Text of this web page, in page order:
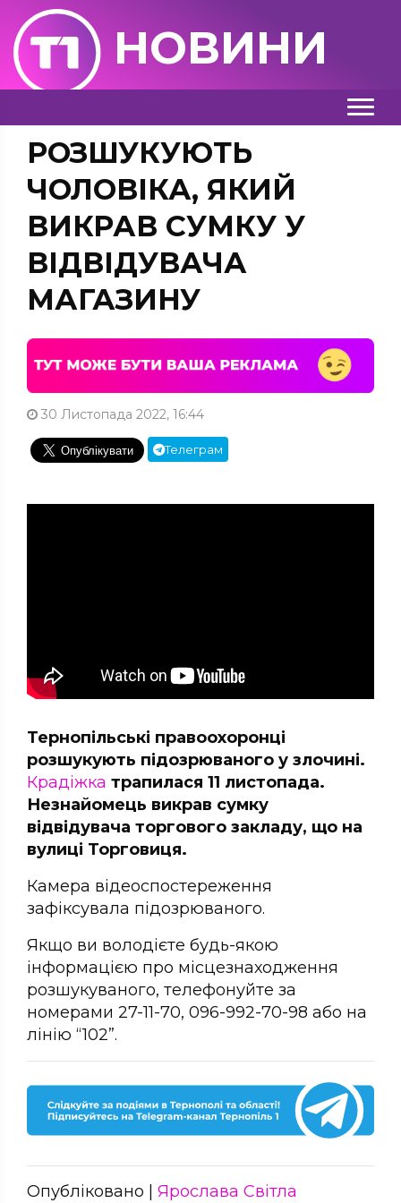
НОВИНИ
РОЗШУКУЮТЬ
ЧОЛОВІКА, ЯКИЙ
ВИКРАВ СУМКУ У
ВІДВІДУВАЧА
МАГАЗИНУ
30 Листопада 2022, 16:44
Телеграм
Тернопільські правоохоронці
розшукують підозрюваного у злочині.
Крадіжка трапилася 11 листопада.
Незнайомець викрав сумку
відвідувача торгового закладу, що на
вулиці Торговиця.
Камера відеоспостереження
зафіксувала підозрюваного.
Якщо ви володієте будь-якою
інформацією про місцезнаходження
розшукуваного, телефонуйте за
номерами 27-11-70, 096-992-70-98 або на
лінію “102”.
Опубліковано | Ярослава Світла